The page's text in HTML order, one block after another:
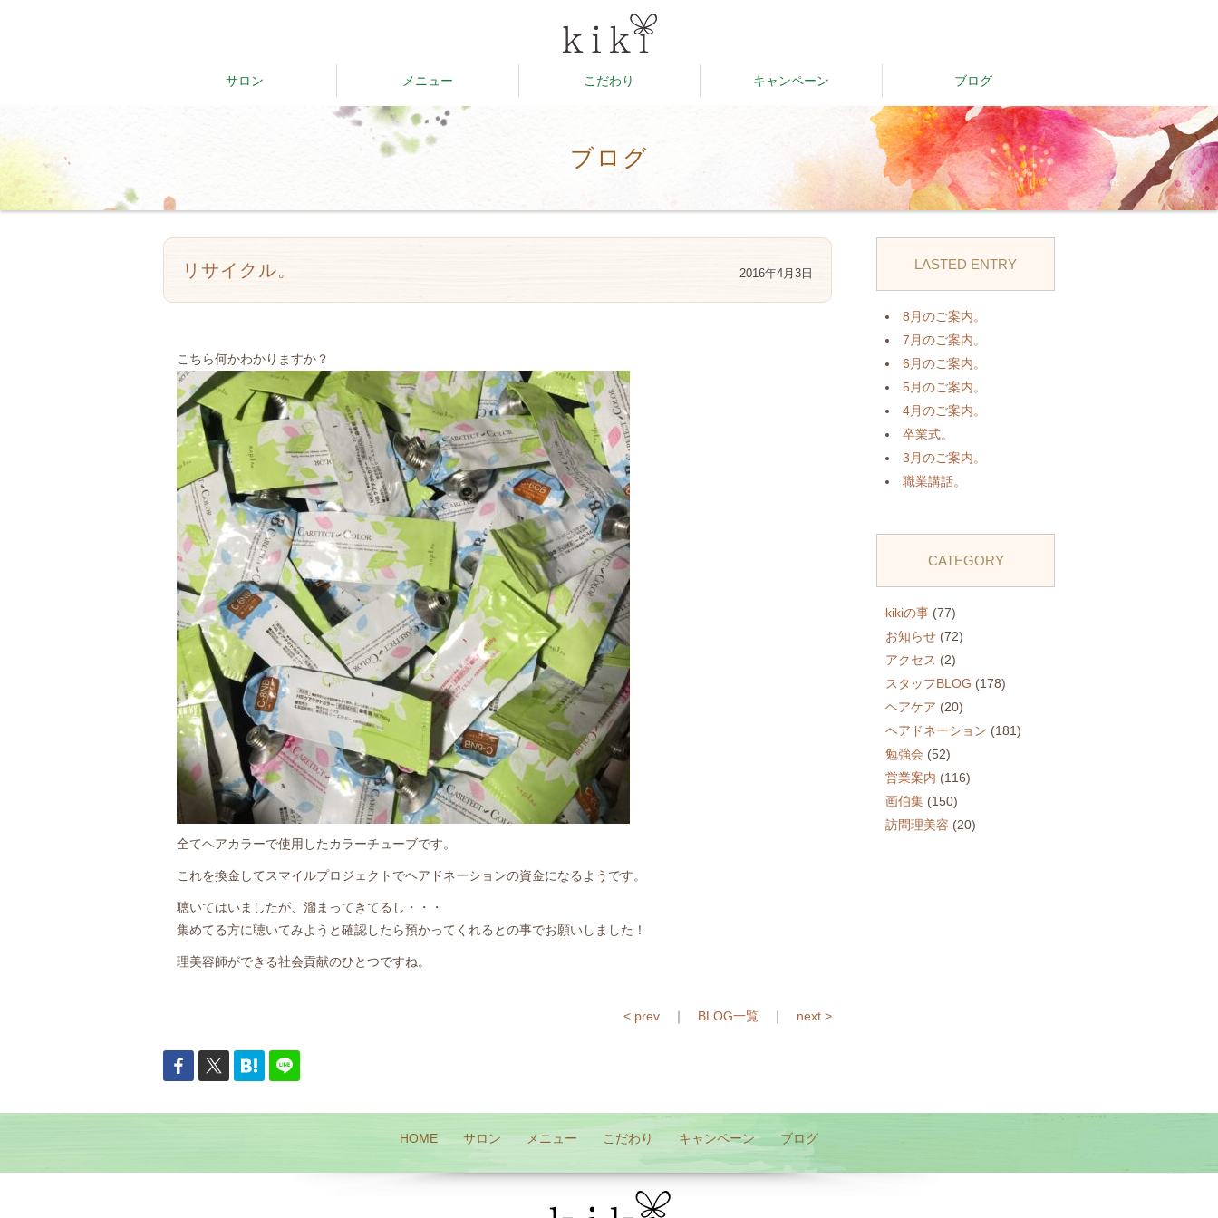
サロン メニュー こだわり キャンペーン ブログ
ブログ
リサイクル。 2016年4月3日
こちら何かわかりますか？
全てヘアカラーで使用したカラーチューブです。
これを換金してスマイルプロジェクトでヘアドネーションの資金になるようです。
聴いてはいましたが、溜まってきてるし・・・
集めてる方に聴いてみようと確認したら預かってくれるとの事でお願いしました！
理美容師ができる社会貢献のひとつですね。
< prev ｜ BLOG一覧 ｜ next >
LASTED ENTRY
8月のご案内。
7月のご案内。
6月のご案内。
5月のご案内。
4月のご案内。
卒業式。
3月のご案内。
職業講話。
CATEGORY
kikiの事 (77)
お知らせ (72)
アクセス (2)
スタッフBLOG (178)
ヘアケア (20)
ヘアドネーション (181)
勉強会 (52)
営業案内 (116)
画伯集 (150)
訪問理美容 (20)
HOME サロン メニュー こだわり キャンペーン ブログ